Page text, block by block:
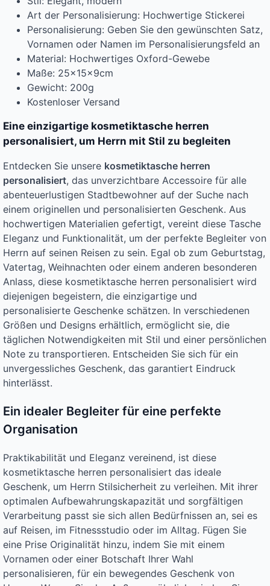
Art der Personalisierung: Hochwertige Stickerei
Personalisierung: Geben Sie den gewünschten Satz,
Vornamen oder Namen im Personalisierungsfeld an
Material: Hochwertiges Oxford-Gewebe
Maße: 25x15x9cm
Gewicht: 200g
Kostenloser Versand
Eine einzigartige kosmetiktasche herren
personalisiert, um Herrn mit Stil zu begleiten
Entdecken Sie unsere kosmetiktasche herren
personalisiert, das unverzichtbare Accessoire für alle
abenteuerlustigen Stadtbewohner auf der Suche nach
einem originellen und personalisierten Geschenk. Aus
hochwertigen Materialien gefertigt, vereint diese Tasche
Eleganz und Funktionalität, um der perfekte Begleiter von
Herrn auf seinen Reisen zu sein. Egal ob zum Geburtstag,
Vatertag, Weihnachten oder einem anderen besonderen
Anlass, diese kosmetiktasche herren personalisiert wird
diejenigen begeistern, die einzigartige und
personalisierte Geschenke schätzen. In verschiedenen
Größen und Designs erhältlich, ermöglicht sie, die
täglichen Notwendigkeiten mit Stil und einer persönlichen
Note zu transportieren. Entscheiden Sie sich für ein
unvergessliches Geschenk, das garantiert Eindruck
hinterlässt.
Ein idealer Begleiter für eine perfekte
Organisation
Praktikabilität und Eleganz vereinend, ist diese
kosmetiktasche herren personalisiert das ideale
Geschenk, um Herrn Stilsicherheit zu verleihen. Mit ihrer
optimalen Aufbewahrungskapazität und sorgfältigen
Verarbeitung passt sie sich allen Bedürfnissen an, sei es
auf Reisen, im Fitnessstudio oder im Alltag. Fügen Sie
eine Prise Originalität hinzu, indem Sie mit einem
Vornamen oder einer Botschaft Ihrer Wahl
personalisieren, für ein bewegendes Geschenk von